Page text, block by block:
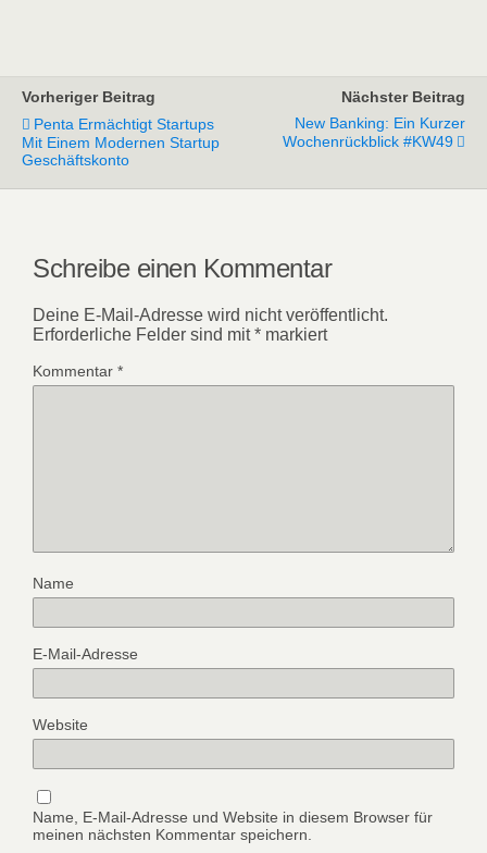
Vorheriger Beitrag
Penta Ermächtigt Startups
Mit Einem Modernen Startup
Geschäftskonto
Nächster Beitrag
New Banking: Ein Kurzer
Wochenrückblick #KW49
Schreibe einen Kommentar
Deine E-Mail-Adresse wird nicht veröffentlicht.
Erforderliche Felder sind mit* markiert
Kommentar *
Name
E-Mail-Adresse
Website
Name, E-Mail-Adresse und Website in diesem Browser für
meinen nächsten Kommentar speichern.